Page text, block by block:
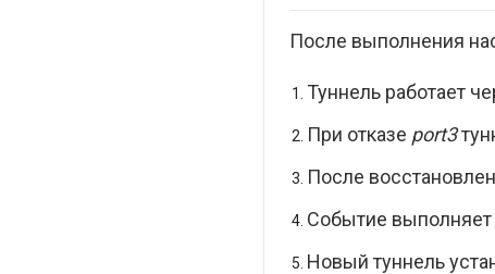
После выполнения
Туннель работает
При отказе port3
После
Событие выполняет
Новый туннель